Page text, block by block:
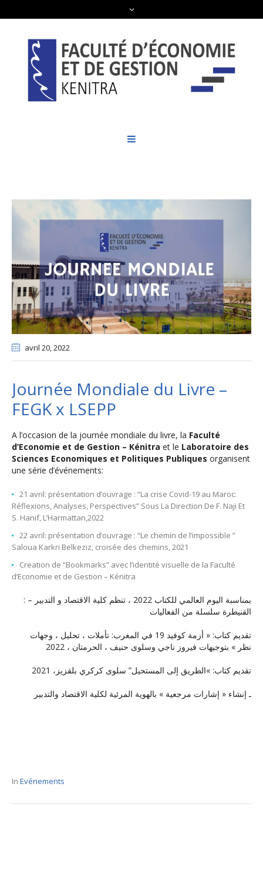
avril 20, 2022
Journée Mondiale du Livre –
FEGK x LSEPP
A l’occasion de la journée mondiale du livre, la Faculté
d’Economie et de Gestion – Kénitra et le Laboratoire des
Sciences Economiques et Politiques Publiques organisent
une série d’événements:
21 avril: présentation d’ouvrage : “La crise Covid-19 au Maroc:
Réflexions, Analyses, Perspectives” Sous La Direction De F. Naji Et
S. Hanif, L’Harmattan,2022
22 avril: présentation d’ouvrage : “Le chemin de l’impossible ”
Saloua Karkri Belkeziz, croisée des chemins, 2021
Creation de “Bookmarks” avec l’identité visuelle de la Faculté
d’Economie et de Gestion – Kénitra
: بمناسبة اليوم العالمي للكتاب 2022 ، تنظم كلية الاقتصاد و التدبير –
القنيطرة سلسلة من الفعاليات
تقديم كتاب: « أزمة كوفيد 19 في المغرب: تأملات ، تحليل ، وجهات
نظر » بتوجيهات فيروز ناجي وسلوى حنيف ، الحرمتان ، 2022
تقديم كتاب: »الطريق إلى المستحيل” سلوى كركري بلقزيز، 2021
ـ إنشاء « إشارات مرجعية » بالهوية المرئية لكلية الاقتصاد والتدبير
In Evénements